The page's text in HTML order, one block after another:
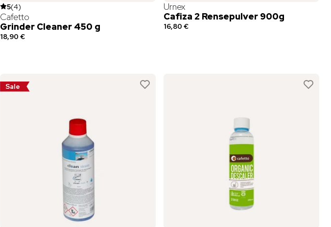
5(4)
Cafetto
Grinder Cleaner 450 g
18,90 €
Urnex
Cafiza 2 Rensepulver 900g
16,80 €
Sale